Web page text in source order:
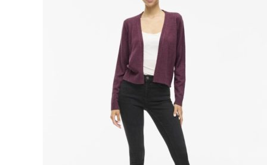
Lasten kauluspaidat
Lasten trikoopaidat
Lasten colleget ja hupparit
Lasten neuleet
Lasten mekot ja hameet
Mekot ja hameet
Lasten puvut,bleiserit,liivit
Lasten housut
Lasten trikoo-ja collegehousut
Lasten farkut
Lasten shortsit
Lasten juhlahousut